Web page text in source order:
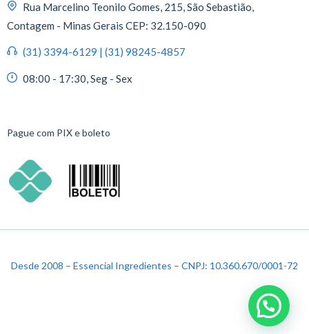
Rua Marcelino Teonilo Gomes, 215, São Sebastião,
Contagem - Minas Gerais CEP: 32.150-090
(31) 3394-6129 | (31) 98245-4857
08:00 - 17:30, Seg - Sex
Pague com PIX e boleto
Desde 2008 – Essencial Ingredientes – CNPJ: 10.360.670/0001-72